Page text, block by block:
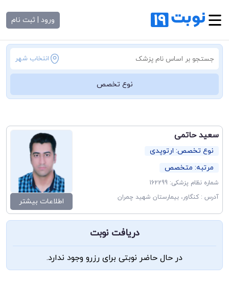
ورود | ثبت نام
انتخاب شهر
نوع تخصص
سعید حاتمی
نوع تخصص: ارتوپدی
مرتبه: متخصص
شماره نظام پزشکی: 162299
آدرس : کنگاور، بیمارستان شهید چمران
اطلاعات بیشتر
دریافت نوبت
در حال حاضر نوبتی برای رزرو وجود ندارد.